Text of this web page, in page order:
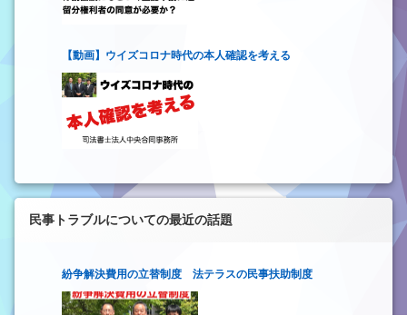
【動画】ウイズコロナ時代の本人確認を考える
民事トラブルについての最近の話題
紛争解決費用の立替制度 法テラスの民事扶助制度